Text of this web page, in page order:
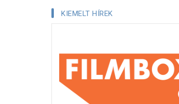
KIEMELT HÍREK